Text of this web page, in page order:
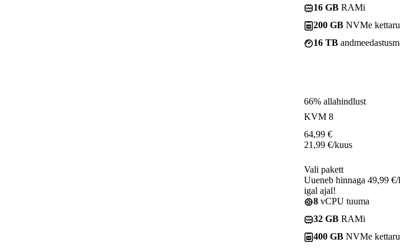
16 GB RAMi
200 GB NVMe
16 TB
66% allahindlust
KVM 8
64,99 €
21,99 €/kuus
Vali pakett
Uueneb hinnaga 49,99
igal ajal!
8 vCPU tuuma
32 GB RAMi
400 GB NVMe